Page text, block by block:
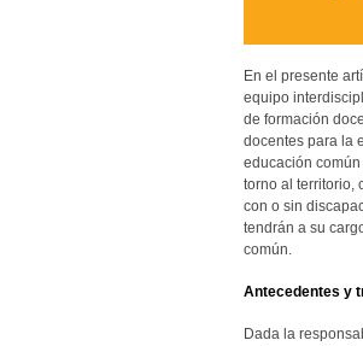
En el presente
equipo
de formación
docentes para la
educación
torno al territorio,
con o sin
tendrán a su
común.
Antecedentes y
Dada la